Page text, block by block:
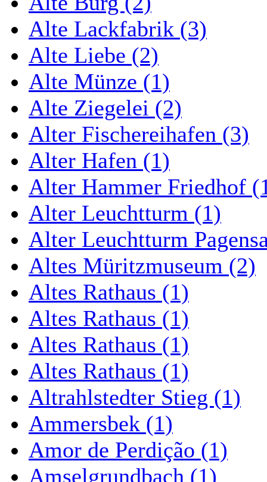
Alte Lackfabrik (3)
Alte Liebe (2)
Alte Münze (1)
Alte Ziegelei (2)
Alter Fischereihafen (3)
Alter Hafen (1)
Alter Hammer Friedhof
Alter Leuchtturm (1)
Alter Leuchtturm
Altes Müritzmuseum (2)
Altes Rathaus (1)
Altes Rathaus (1)
Altes Rathaus (1)
Altes Rathaus (1)
Altrahlstedter Stieg (1)
Ammersbek (1)
Amor de Perdição (1)
Amselgrundbach (1)